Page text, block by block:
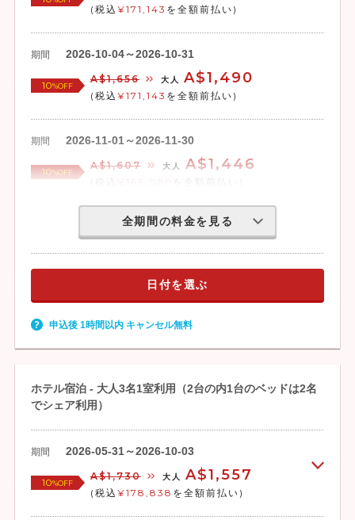
(税込 ¥171,143 を全額前払い)
期間 2026-10-04～2026-10-31
10%OFF
A$1,656 大人 A$1,490
(税込 ¥171,143 を全額前払い)
期間 2026-11-01～2026-11-30
10%OFF
A$1,607 大人 A$1,446
(税込 ¥166,089 を全額前払い)
全期間の料金を見る
日付を選ぶ
申込後 1時間以内 キャンセル無料
ホテル宿泊 - 大人3名1室利用（2台の内1台のベッドは2名
でシェア利用）
期間 2026-05-31～2026-10-03
10%OFF
A$1,730 大人 A$1,557
(税込 ¥178,838 を全額前払い)